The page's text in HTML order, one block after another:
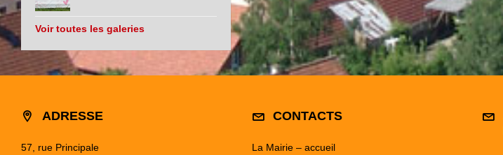
Voir toutes les galeries
ADRESSE
57, rue Principale
CONTACTS
La Mairie – accueil